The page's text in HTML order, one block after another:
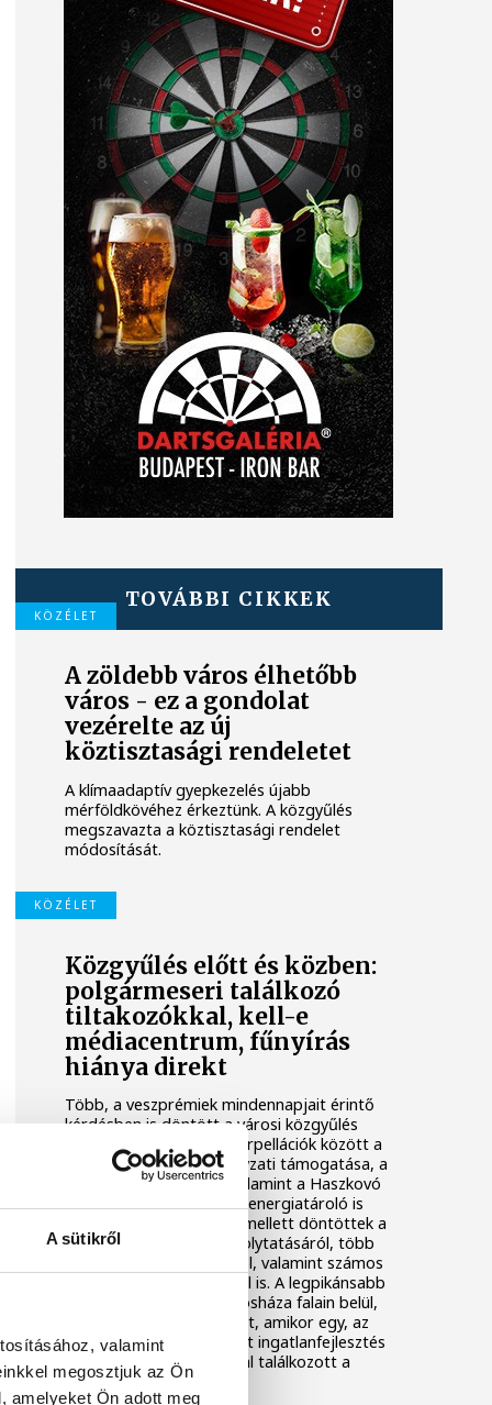
A sütikről
valamint
megosztjuk az Ön
amelyeket Ön adott meg
TOVÁBBI CIKKEK
KÖZÉLET
A zöldebb város élhetőbb
város - ez a gondolat
vezérelte az új
köztisztasági rendeletet
A klímaadaptív gyepkezelés újabb
mérföldkövéhez érkeztünk. A közgyűlés
megszavazta a köztisztasági rendelet
módosítását.
KÖZÉLET
Közgyűlés előtt és közben:
polgármeseri találkozó
tiltakozókkal, kell-e
médiacentrum, fűnyírás
hiánya direkt
Több, a veszprémiek mindennapjait érintő
kérdésben is döntött a városi közgyűlés
csütörtöki ülésén. Az interpellációk között a
városi hetilap önkormányzati támogatása, a
Gyárkert zajterhelése, valamint a Haszkovó
buszfordulóba tervezett energiatároló is
szerepelt. A képviselők emellett döntöttek a
részvételi költségvetés folytatásáról, több
alapítvány támogatásáról, valamint számos
városfejlesztési kérdésről is. A legpikánsabb
esemény mégsem a Városháza falain belül,
hanem a ház előtt történt, amikor egy, az
Aranyosvölgybe tervezett ingatlanfejlesztés
miatt tiltakozó csoporttal találkozott a
polgármester.